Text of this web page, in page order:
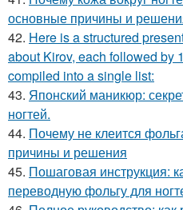
основные причины и
42. Here is a structured
about Kirov, each followed by
compiled into a single list:
43. Японский маникюр:
ногтей.
44. Почему не клеится
причины и решения
45. Пошаговая инструкция:
переводную фольгу для